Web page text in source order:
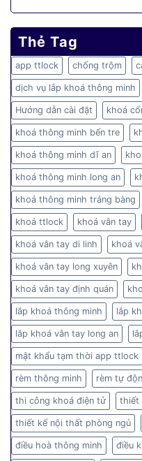
Thẻ Tag
app ttlock chống trộm
dịch vụ lắp khoá thông minh
Hướng dẫn cài đặt khoá
khoá thông minh bến tre
khoá thông minh dĩ an
khoá thông minh long an
khoá thông minh trảng bàng
khoá ttlock khoá vân tay
khoá vân tay di linh khoá
khoá vân tay long xuyên
khoá vân tay định quán
lắp khoá thông minh lắp
lắp khoá vân tay long an
mật khẩu tạm thời app ttlock
rèm thông minh rèm tự
thi công khoá điện tử thiết
thiết kế nội thất phòng ngủ
điều hoà thông minh điều